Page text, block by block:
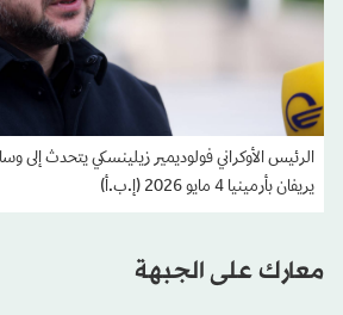
الرئيس الأوكراني فولوديمير زيلينسكي يتحدث إلى
يريفان بأرمينيا 4 مايو 2026 (إ.ب.أ)
معارك على الجبهة